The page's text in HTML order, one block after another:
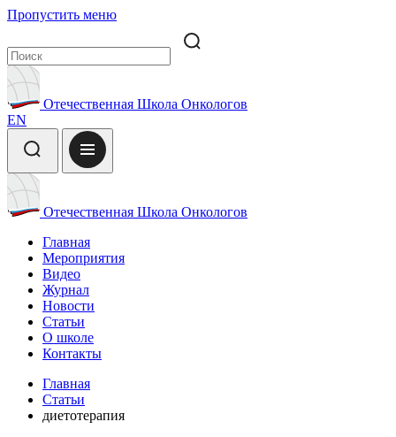
Пропустить меню
Отечественная Школа Онкологов
EN
Отечественная Школа Онкологов
Главная
Мероприятия
Видео
Журнал
Новости
Статьи
О школе
Контакты
Главная
Статьи
диетотерапия